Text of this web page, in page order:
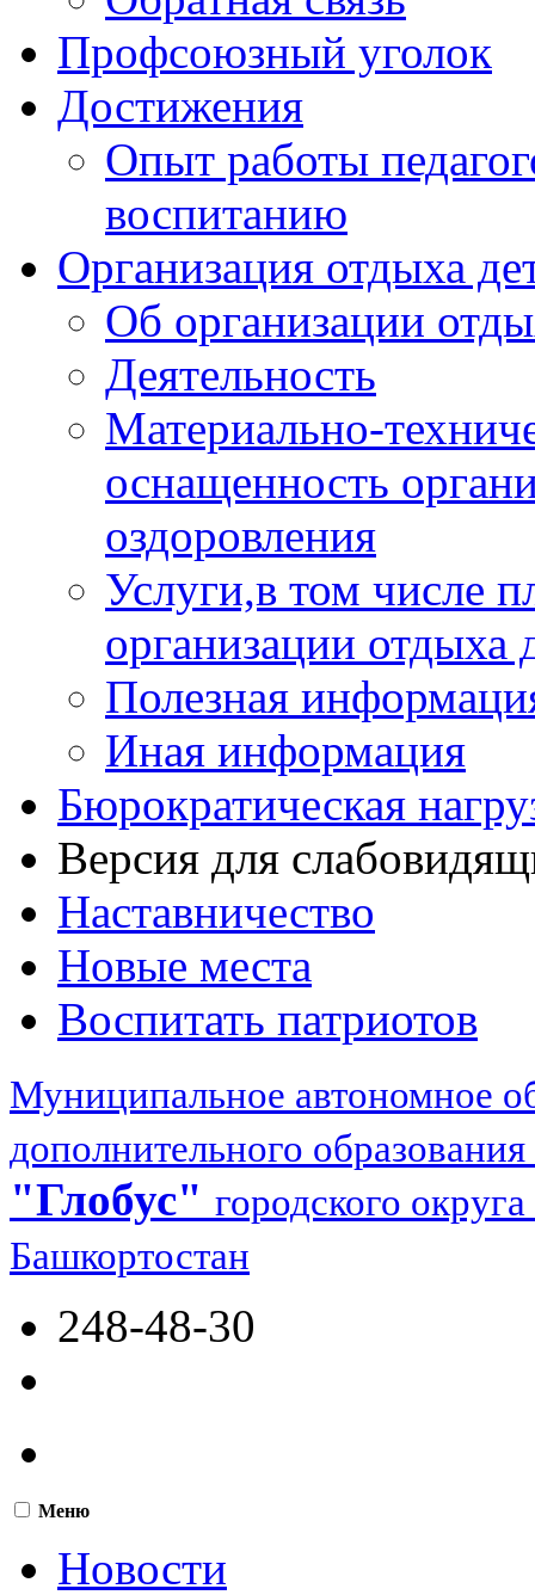
Профсоюзный уголок
Достижения
Опыт работы
воспитанию
Организация отдыха
Об организации
Деятельность
Материально-
оснащенность
оздоровления
Услуги,в том числе
организации отдыха
Полезная
Иная информация
Бюрократическая
Версия для
Наставничество
Новые места
Воспитать патриотов
Муниципальное автономное
дополнительного образования
"Глобус" городского
Башкортостан
248-48-30
Меню
Новости